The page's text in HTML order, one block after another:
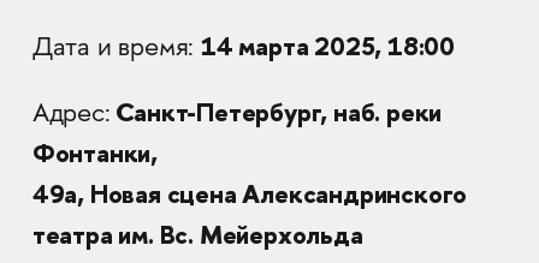
Дата и время:14 марта 2025, 18:00
Адрес: Санкт-Петербург, наб. реки
Фонтанки,
49а, Новая сцена Александринского
театра им. Вс. Мейерхольда